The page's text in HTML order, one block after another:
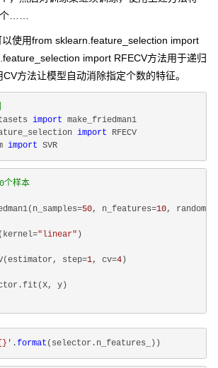
个……
使用from sklearn.feature_selection import
import RFECV方法用于递归
方法让模型自动消除指定个数的特征。
import
import
import
个样本
50, n_features=10,
"linear" )
step=1, cv=4 )
y)
.format